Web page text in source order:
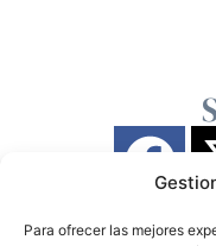
Para ofrecer las mejores